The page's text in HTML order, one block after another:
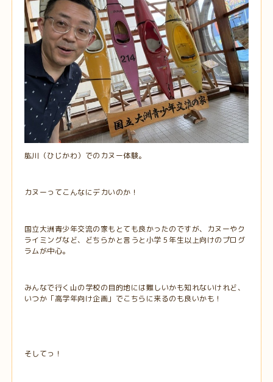
肱川（ひじかわ）でのカヌー体験。
カヌーってこんなにデカいのか！
国立大洲青少年交流の家もとても良かったのですが、カヌーやク
ライミングなど、どちらかと言うと小学５年生以上向けのプログ
ラムが中心。
みんなで行く山の学校の目的地には難しいかも知れないけれど、
いつか「高学年向け企画」でこちらに来るのも良いかも！
そしてっ！